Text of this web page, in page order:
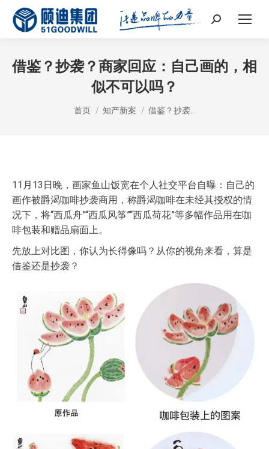
Search:
借鉴？抄袭？商家回应：自己画的，相
似不可以吗？
您在这里：
首页 知产新案 借鉴？抄袭…
11月13日晚，画家鱼山饭宽在个人社交平台自曝：自己的
画作被爵渴咖啡抄袭商用，称爵渴咖啡在未经其授权的情
况下，将“西瓜舟”“西瓜风筝”“西瓜荷花”等多幅作品用在咖
啡包装和赠品扇面上。
先放上对比图，你认为长得像吗？从你的视角来看，算是
借鉴还是抄袭？